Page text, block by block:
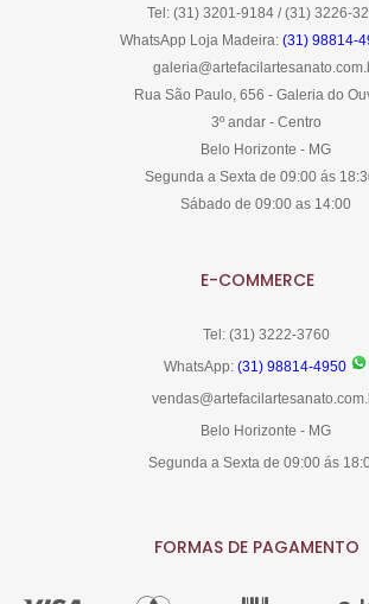
Tel: (31) 3201-9184 / (31) 3226-
WhatsApp Loja Madeira: (31) 98814-
Rua São Paulo, 656 - Galeria do
3º andar - Centro
Belo Horizonte - MG
Segunda a Sexta de 09:00 ás
Sábado de 09:00 as 14:00
E-COMMERCE
Tel: (31) 3222-3760
WhatsApp: (31) 98814-4950
Belo Horizonte - MG
Segunda a Sexta de 09:00 ás
FORMAS DE PAGAMENTO